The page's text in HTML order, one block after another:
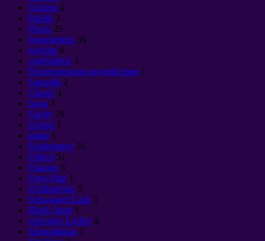
Victoire 2
Politik 3
Praxis 25
énnerstetzen 39
geschitt 9
opgekläerte 3
Психотронное воздействие 1
Samadhi 2
Ghosts 4
Sonn 3
Vanity 28
Essenz 1
tantra 1
Equipement 29
Fakten 51
Finanze 5
Feng Shui 1
Zivilisatioun 5
Schwaarze Lach 3
Black Sonn 1
schwaarz Lächer 4
Ekonomikon 1